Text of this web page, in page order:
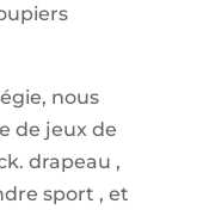
nous
de jeux de
drapeau ,
sport , et